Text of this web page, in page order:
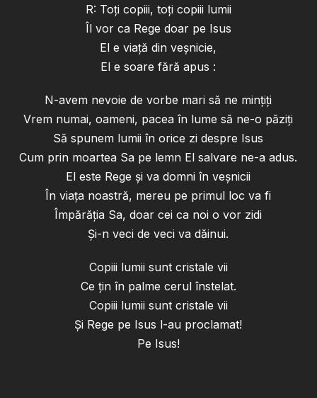
R: Toţi copiii, toţi copiii lumii
Îl vor ca Rege doar pe Isus
El e viaţă din veşnicie,
El e soare fără apus :
N-avem nevoie de vorbe mari să ne minţiţi
Vrem numai, oameni, pacea în lume să ne-o păziţi
Să spunem lumii în orice zi despre Isus
Cum prin moartea Sa pe lemn El salvare ne-a adus.
El este Rege şi va domni în veşnicii
În viaţa noastră, mereu pe primul loc va fi
Împărăţia Sa, doar cei ca noi o vor zidi
Şi-n veci de veci va dăinui.
Copiii lumii sunt cristale vii
Ce ţin în palme cerul înstelat.
Copiii lumii sunt cristale vii
Şi Rege pe Isus l-au proclamat!
Pe Isus!